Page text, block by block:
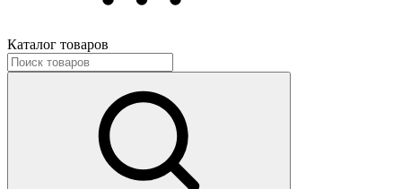
Каталог товаров